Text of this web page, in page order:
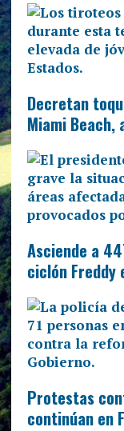
Decretan
Miami Beach,
Asciende a
ciclón Freddy
Protestas
continúan en